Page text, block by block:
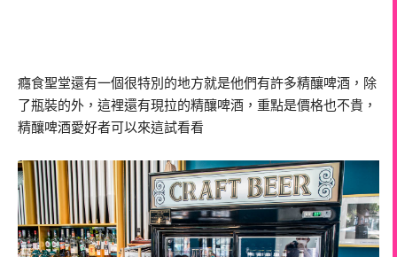
癮食聖堂還有一個很特別的地方就是他們有許多精釀啤酒，除
了瓶裝的外，這裡還有現拉的精釀啤酒，重點是價格也不貴，
精釀啤酒愛好者可以來這試看看